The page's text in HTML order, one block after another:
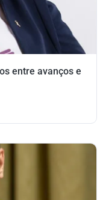
entre avanços e